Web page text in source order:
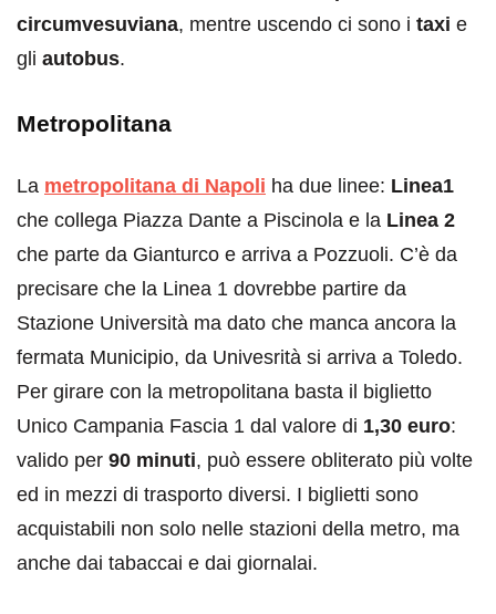
circumvesuviana, mentre uscendo ci sono i taxi e
gli autobus.
Metropolitana
La metropolitana di Napoli ha due linee: Linea1
che collega Piazza Dante a Piscinola e la Linea 2
che parte da Gianturco e arriva a Pozzuoli. C’è da
precisare che la Linea 1 dovrebbe partire da
Stazione Università ma dato che manca ancora la
fermata Municipio, da Univesrità si arriva a Toledo.
Per girare con la metropolitana basta il biglietto
Unico Campania Fascia 1 dal valore di 1,30 euro:
valido per 90 minuti, può essere obliterato più volte
ed in mezzi di trasporto diversi. I biglietti sono
acquistabili non solo nelle stazioni della metro, ma
anche dai tabaccai e dai giornalai.